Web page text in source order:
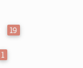
19
1